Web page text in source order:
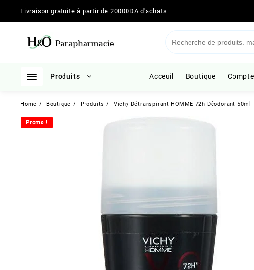
Livraison gratuite à partir de 20000DA d'achats
Produits Acceuil Boutique Compte
Home Boutique Produits Vichy Détranspirant HOMME 72h Déodorant 50ml
Promo !
Promo !